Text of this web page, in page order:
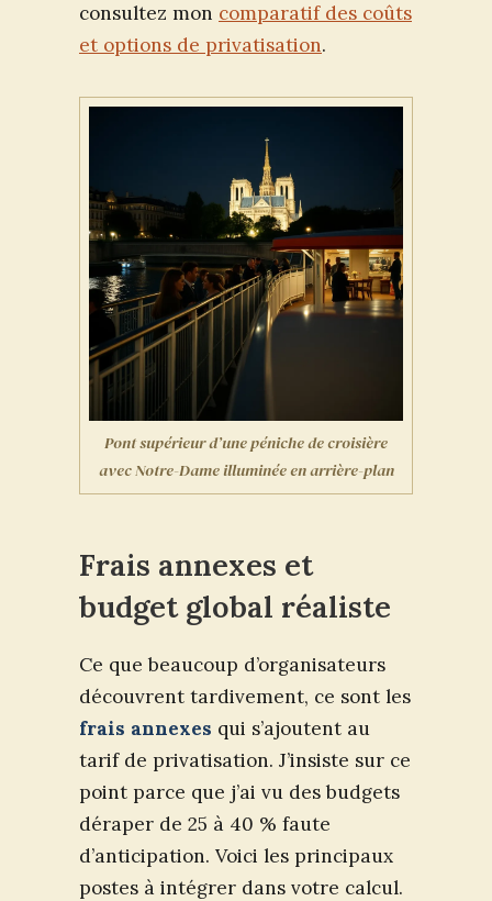
consultez mon comparatif des coûts
et options de privatisation.
Pont supérieur d’une péniche de croisière
avec Notre-Dame illuminée en arrière-plan
Frais annexes et
budget global réaliste
Ce que beaucoup d’organisateurs
découvrent tardivement, ce sont les
frais annexes qui s’ajoutent au
tarif de privatisation. J’insiste sur ce
point parce que j’ai vu des budgets
déraper de 25 à 40 % faute
d’anticipation. Voici les principaux
postes à intégrer dans votre calcul.